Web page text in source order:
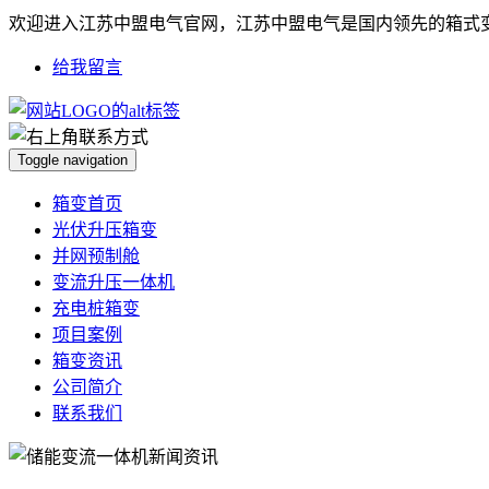
欢迎进入江苏中盟电气官网，江苏中盟电气是国内领先的箱式
给我留言
Toggle navigation
箱变首页
光伏升压箱变
并网预制舱
变流升压一体机
充电桩箱变
项目案例
箱变资讯
公司简介
联系我们